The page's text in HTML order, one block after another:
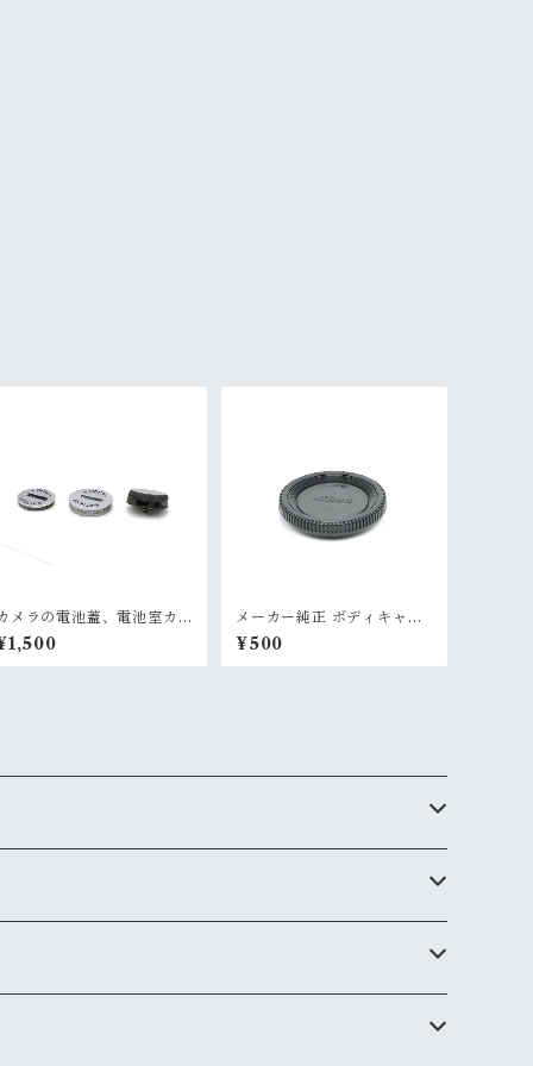
メラの電池蓋、電池室カ
ー
メーカー純正 ボディキャッ
プ(カメラカバー)
¥500